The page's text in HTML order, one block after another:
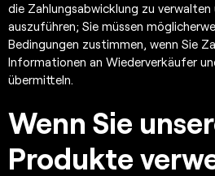
die Zahlungsabwicklung zu verwalten
auszuführen; Sie müssen
Bedingungen zustimmen, wenn Sie
Informationen an Wiederverkäufer
übermitteln.
Wenn Sie
Produkte